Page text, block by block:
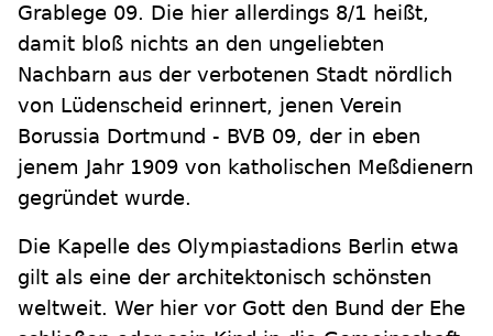
Grablege 09. Die hier allerdings 8/1 heißt,
damit bloß nichts an den ungeliebten
Nachbarn aus der verbotenen Stadt nördlich
von Lüdenscheid erinnert, jenen Verein
Borussia Dortmund - BVB 09, der in eben
jenem Jahr 1909 von katholischen Meßdienern
gegründet wurde.
Die Kapelle des Olympiastadions Berlin etwa
gilt als eine der architektonisch schönsten
weltweit. Wer hier vor Gott den Bund der Ehe